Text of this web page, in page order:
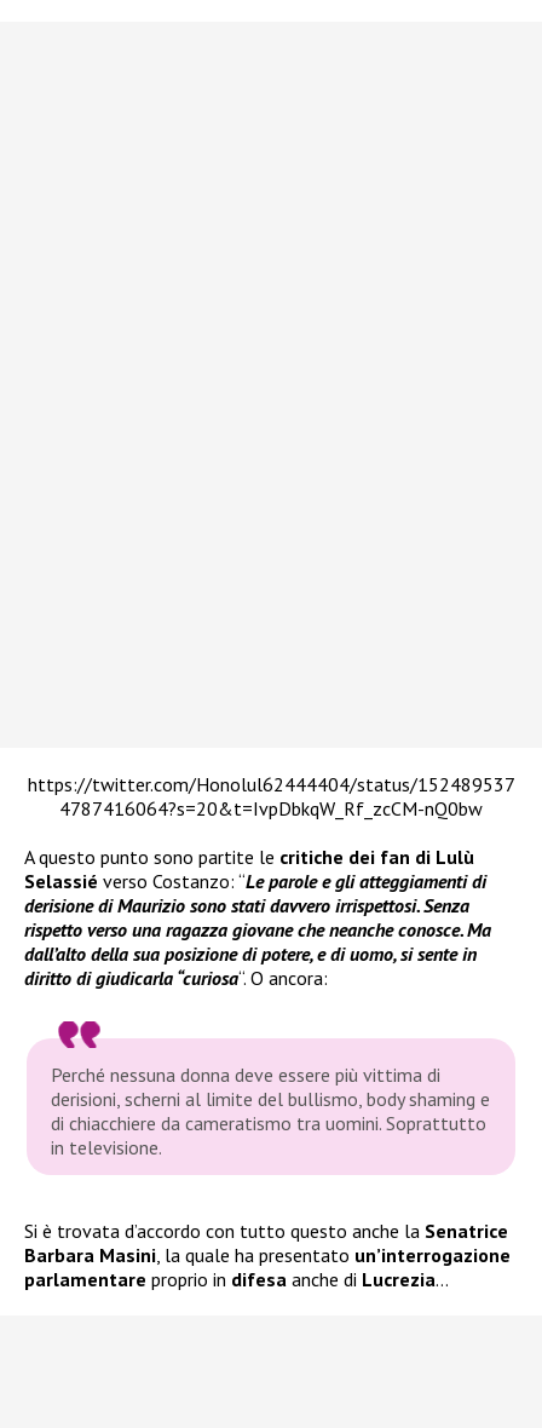
https://twitter.com/Honolul62444404/status/152489537
4787416064?s=20&t=IvpDbkqW_Rf_zcCM-nQ0bw
A questo punto sono partite le critiche dei fan di Lulù
Selassié verso Costanzo: “Le parole e gli atteggiamenti di
derisione di Maurizio sono stati davvero irrispettosi. Senza
rispetto verso una ragazza giovane che neanche conosce. Ma
dall’alto della sua posizione di potere, e di uomo, si sente in
diritto di giudicarla “curiosa“. O ancora:
Perché nessuna donna deve essere più vittima di
derisioni, scherni al limite del bullismo, body shaming e
di chiacchiere da cameratismo tra uomini. Soprattutto
in televisione.
Si è trovata d’accordo con tutto questo anche la Senatrice
Barbara Masini , la quale ha presentato un’interrogazione
parlamentare proprio in difesa anche di Lucrezia…